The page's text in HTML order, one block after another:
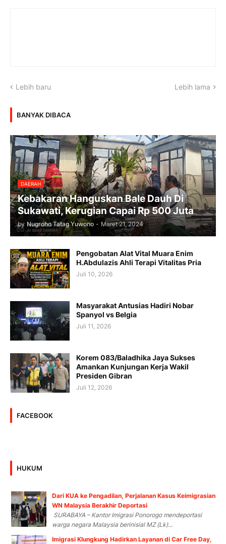
Lebih baru Lebih lama
BANYAK DIBACA
DAERAH
Kebakaran Hanguskan Bale Dauh Di
Sukawati, Kerugian Capai Rp 500 Juta
by Nugroho Tatag Yuwono - Maret 21, 2024
Pengobatan Alat Vital Muara Enim
H.Abdulazis Ahli Terapi Vitalitas Pria
Juli 10, 2026
Masyarakat Antusias Hadiri Nobar
Spanyol vs Belgia
Juli 11, 2026
Korem 083/Baladhika Jaya Sukses
Amankan Kunjungan Kerja Wakil
Presiden Gibran
Juli 12, 2026
FACEBOOK
HUKUM
Dari KUA ke Pengadilan, Perjalanan Kasus Keimigrasian
WN Malaysia Berakhir Deportasi
SURABAYA – Kantor Imigrasi Ponorogo mendeportasi
warga negara Malaysia berinisial MZ (Lk)...
Imigrasi Klungkung Hadirkan Layanan di Car Free Day,